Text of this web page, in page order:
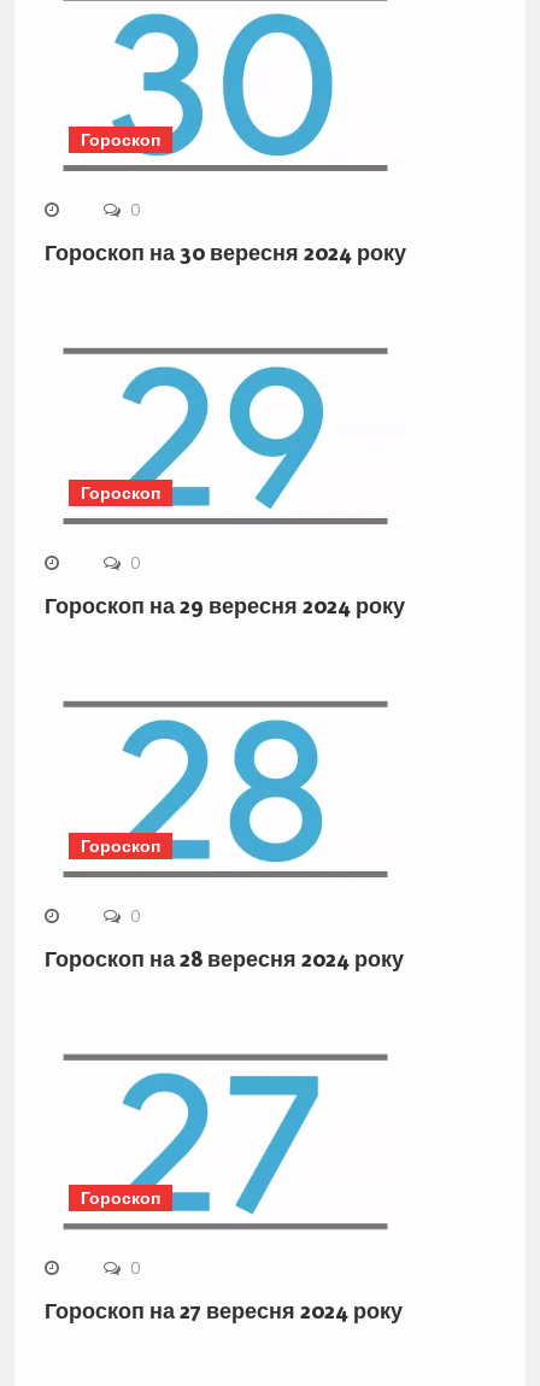
Гороскоп
0
Гороскоп на 30 вересня 2024 року
Гороскоп
0
Гороскоп на 29 вересня 2024 року
Гороскоп
0
Гороскоп на 28 вересня 2024 року
Гороскоп
0
Гороскоп на 27 вересня 2024 року